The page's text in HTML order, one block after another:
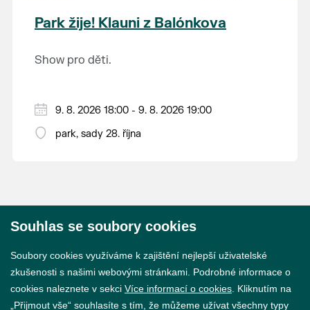
krajina na světě, která je zapsána na Seznam
světového přírodního a kulturního dědictví
Park žije! Klauni z Balónkova
Show pro děti.
9. 8. 2026 18:00 - 9. 8. 2026 19:00
park, sady 28. října
Souhlas se soubory cookies
Soubory cookies využíváme k zajištění nejlepší uživatelské
zkušenosti s našimi webovými stránkami. Podrobné informace o
cookies naleznete v sekci Více informací o cookies . Kliknutím na
„Přijmout vše“ souhlasíte s tím, že můžeme užívat všechny typy